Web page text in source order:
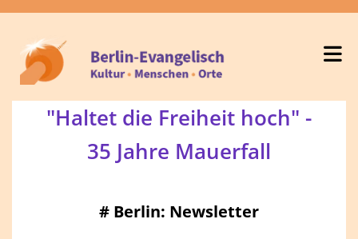
"Haltet die Freiheit hoch" -
35 Jahre Mauerfall
# Berlin: Newsletter